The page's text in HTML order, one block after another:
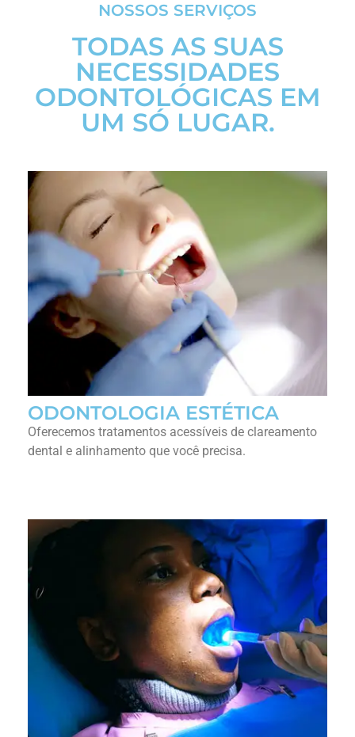
NOSSOS SERVIÇOS
TODAS AS SUAS
NECESSIDADES
ODONTOLÓGICAS EM
UM SÓ LUGAR.
ODONTOLOGIA ESTÉTICA
Oferecemos tratamentos acessíveis de clareamento
dental e alinhamento que você precisa.